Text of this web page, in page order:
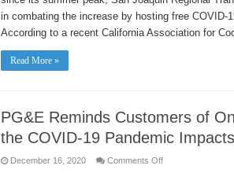
COVID-
Testing
in combating the increase by hosting free
According to a recent California Association for
Read More »
PG&E Reminds Customers of
the COVID-19 Pandemic Impacts
December 16, 2020 Comments Offon